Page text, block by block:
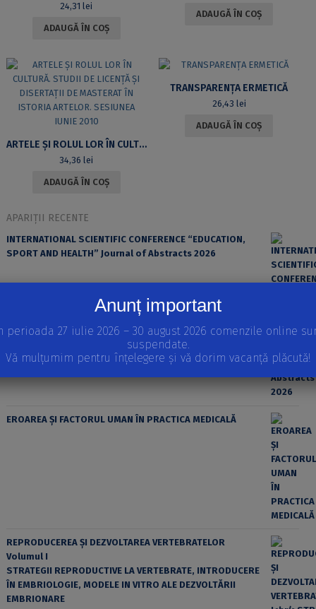
24,31lei
ADAUGĂ ÎN COȘ
ADAUGĂ ÎN COȘ
ARTELE ȘI ROLUL LOR ÎN CULTURĂ. STUDII DE LICENȚĂ ȘI DISERTAȚII DE MASTERAT ÎN ISTORIA ARTELOR. SESIUNEA IUNIE 2010
34,36lei
ADAUGĂ ÎN COȘ
TRANSPARENȚA ERMETICĂ
26,43 lei
ADAUGĂ ÎN COȘ
APARIȚII RECENTE
INTERNATIONAL SCIENTIFIC CONFERENCE “EDUCATION,
SPORT AND HEALTH” Journal of Abstracts 2026
EROAREA ȘI FACTORUL UMAN ÎN PRACTICA MEDICALĂ
REPRODUCEREA ȘI DEZVOLTAREA VERTEBRATELOR
Volumul I
STRATEGII REPRODUCTIVE LA VERTEBRATE, INTRODUCERE
ÎN EMBRIOLOGIE, MODELE IN VITRO ALE DEZVOLTĂRII
EMBRIONARE
Anunț important
perioada 27 iulie 2026 – 30 august 2026 comenzile online
suspendate.
Vă mulțumim pentru înțelegere și vă dorim vacanță plăcută!